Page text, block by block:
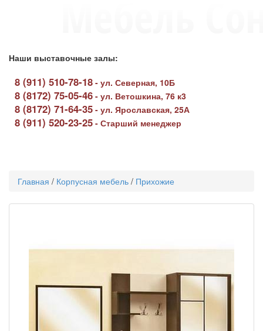
Наши выставочные залы:
8 (911) 510-78-18 - ул. Северная, 10Б
8 (8172) 75-05-46 - ул. Ветошкина, 76 к3
8 (8172) 71-64-35 - ул. Ярославская, 25А
8 (911) 520-23-25 - Старший менеджер
Главная / Корпусная мебель / Прихожие